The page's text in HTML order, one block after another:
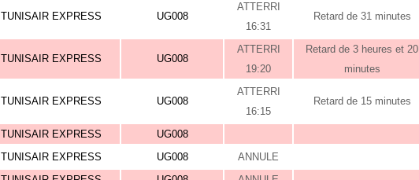
TUNISAIR EXPRESS UG008
ATTERRI
16:31
Retard de 31 minutes
TUNISAIR EXPRESS UG008
ATTERRI
19:20
Retard de 3 heures et 20
minutes
TUNISAIR EXPRESS UG008
ATTERRI
16:15
Retard de 15 minutes
TUNISAIR EXPRESS
UG008
TUNISAIR EXPRESS UG008
ANNULE